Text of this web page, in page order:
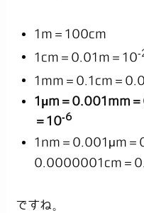
1m＝100cm
1cm＝0.01m＝10-
1mm＝0.1cm＝
1μm＝0.001mm
＝10-6
1nm＝0.001μm
0.0000001cm＝
ですね。